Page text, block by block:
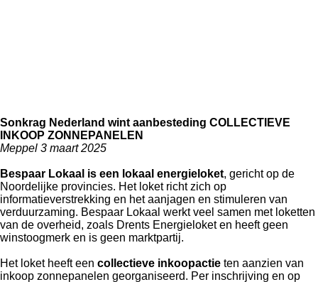
Sonkrag Nederland wint aanbesteding COLLECTIEVE
INKOOP ZONNEPANELEN
Meppel 3 maart 2025
Bespaar Lokaal is een lokaal energieloket, gericht op de
Noordelijke provincies. Het loket richt zich op
informatieverstrekking en het aanjagen en stimuleren van
verduurzaming. Bespaar Lokaal werkt veel samen met loketten
van de overheid, zoals Drents Energieloket en heeft geen
winstoogmerk en is geen marktpartij.
Het loket heeft een collectieve inkoopactie ten aanzien van
inkoop zonnepanelen georganiseerd. Per inschrijving en op